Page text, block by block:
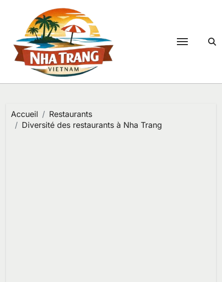
contenu
Accueil
Restaurants
Diversité des restaurants à Nha Trang